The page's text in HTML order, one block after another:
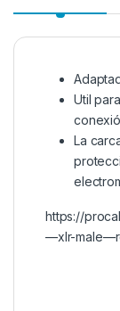
Util
La
https://
—xlr-